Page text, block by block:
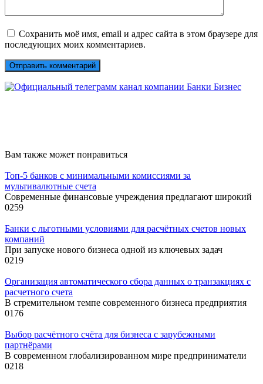
Сохранить моё имя, email и адрес сайта в этом браузере для
последующих моих комментариев.
Вам также может понравиться
Топ-5 банков с минимальными комиссиями за
мультивалютные счета
Современные финансовые учреждения предлагают широкий
0259
Банки с льготными условиями для расчётных счетов новых
компаний
При запуске нового бизнеса одной из ключевых задач
0219
Организация автоматического сбора данных о транзакциях с
расчетного счета
В стремительном темпе современного бизнеса предприятия
0176
Выбор расчётного счёта для бизнеса с зарубежными
партнёрами
В современном глобализированном мире предприниматели
0218